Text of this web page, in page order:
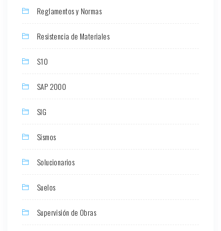
Reglamentos y Normas
Resistencia de Materiales
S10
SAP 2000
SIG
Sismos
Solucionarios
Suelos
Supervisión de Obras